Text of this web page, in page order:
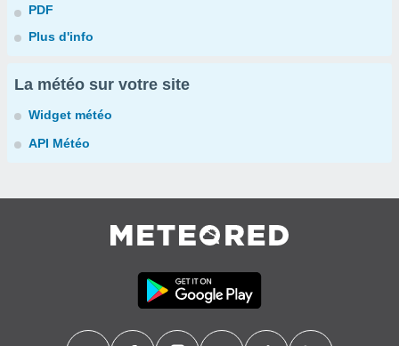
PDF
Plus d'info
La météo sur votre site
Widget météo
API Météo